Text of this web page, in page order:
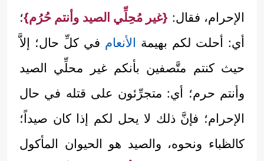
الإحرام، فقال: {غير مُحِلِّي الصيد وأنتم حُرُم}؛
أي: أحلت لكم بهيمة الأنعام في كلِّ حال؛ إلاَّ
حيث كنتم متَّصفين بأنكم غير محلِّي الصيد
وأنتم حرم؛ أي: متجرِّئون على قتله في حال
الإحرام؛ فإنَّ ذلك لا يحل لكم إذا كان صيداً؛
كالظباء ونحوه، والصيد هو الحيوان المأكول